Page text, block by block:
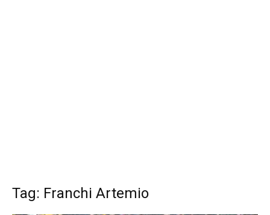
Tag: Franchi Artemio